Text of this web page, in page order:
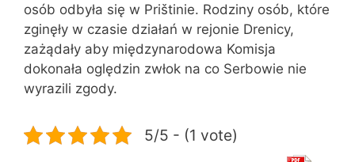
osób odbyła się w Prištinie. Rodziny osób, które
zginęły w czasie działań w rejonie Drenicy,
zażądały aby międzynarodowa Komisja
dokonała oględzin zwłok na co Serbowie nie
wyrazili zgody.
5/5 - (1 vote)